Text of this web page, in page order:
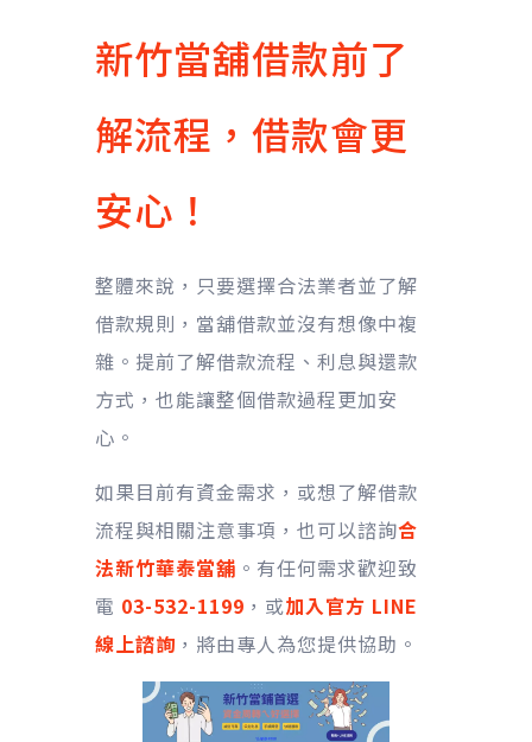
新竹當舖借款前了
解流程，借款會更
安心！
整體來說，只要選擇合法業者並了解
借款規則，當舖借款並沒有想像中複
雜。提前了解借款流程、利息與還款
方式，也能讓整個借款過程更加安
心。
如果目前有資金需求，或想了解借款
流程與相關注意事項，也可以諮詢合
法新竹華泰當舖 。有任何需求歡迎致
電 03-532-1199 ，或加入官方 LINE
線上諮詢 ，將由專人為您提供協助。